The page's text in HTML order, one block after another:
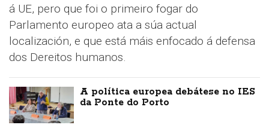
á UE, pero que foi o primeiro fogar do
Parlamento europeo ata a súa actual
localización, e que está máis enfocado á defensa
dos Dereitos humanos.
A política europea debátese no IES
da Ponte do Porto